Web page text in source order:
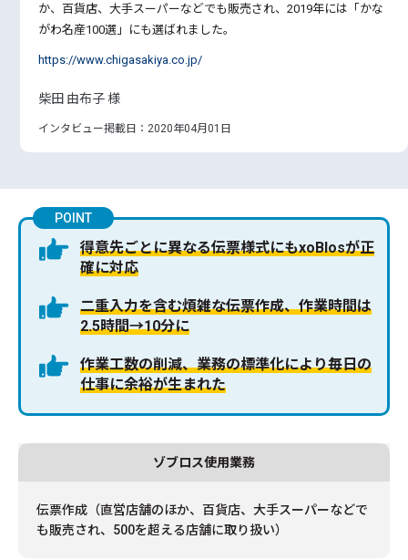
か、百貨店、大手スーパーなどでも販売され、2019年には「かな
がわ名産100選」にも選ばれました。
https://www.chigasakiya.co.jp/
柴田 由布子 様
インタビュー掲載日：2020年04月01日
POINT
得意先ごとに異なる伝票様式にもxoBlosが正
確に対応
二重入力を含む煩雑な伝票作成、作業時間は
2.5時間→10分に
作業工数の削減、業務の標準化により毎日の
仕事に余裕が生まれた
ゾブロス使用業務
伝票作成（直営店舗のほか、百貨店、大手スーパーなどで
も販売され、500を超える店舗に取り扱い）